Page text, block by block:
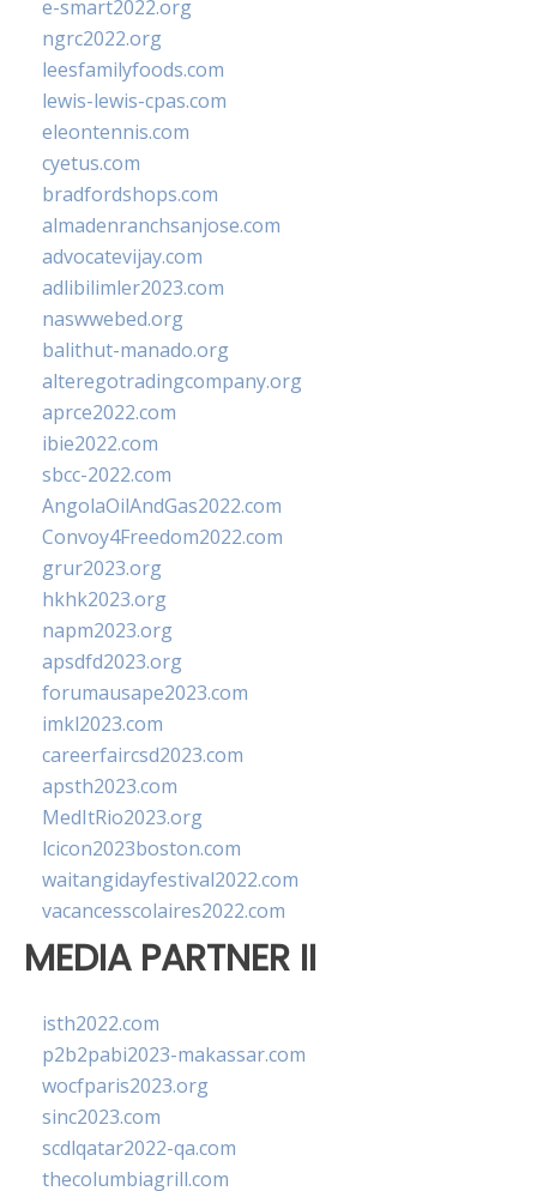
e-smart2022.org
ngrc2022.org
leesfamilyfoods.com
lewis-lewis-cpas.com
eleontennis.com
cyetus.com
bradfordshops.com
almadenranchsanjose.com
advocatevijay.com
adlibilimler2023.com
naswwebed.org
balithut-manado.org
alteregotradingcompany.org
aprce2022.com
ibie2022.com
sbcc-2022.com
AngolaOilAndGas2022.com
Convoy4Freedom2022.com
grur2023.org
hkhk2023.org
napm2023.org
apsdfd2023.org
forumausape2023.com
imkl2023.com
careerfaircsd2023.com
apsth2023.com
MedItRio2023.org
lcicon2023boston.com
waitangidayfestival2022.com
vacancesscolaires2022.com
MEDIA PARTNER II
isth2022.com
p2b2pabi2023-makassar.com
wocfparis2023.org
sinc2023.com
scdlqatar2022-qa.com
thecolumbiagrill.com